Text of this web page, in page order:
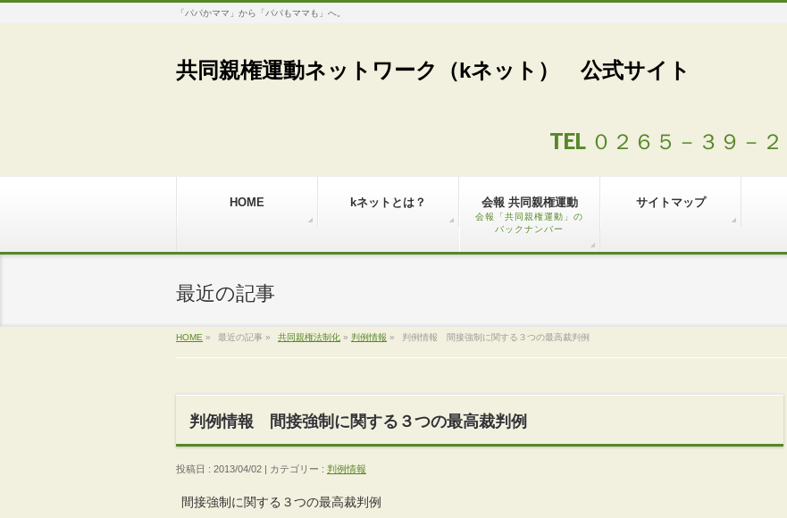
「パパかママ」から「パパもママも」へ。
共同親権運動ネットワーク（kネット） 公式サイト
TEL ０２６５－３９－
HOME kネットとは？ 会報 共同親権運動
会報「共同親権運動」の
バックナンバー
サイトマップ
最近の記事
HOME » 最近の記事 » 共同親権法制化 » 判例情報 » 判例情報 間接強制に関する３つの最高裁判例
判例情報 間接強制に関する３つの最高裁判例
投稿日 : 2013/04/02 | カテゴリー : 判例情報
間接強制に関する３つの最高裁判例